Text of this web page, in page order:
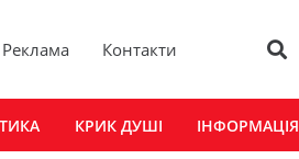
Реклама Контакти
КРИК ДУШІ ІНФОРМАЦІЯ